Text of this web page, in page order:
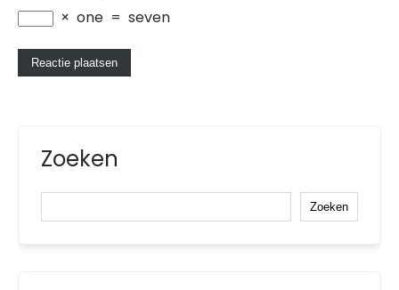
× one = seven
Zoeken
Zoeken